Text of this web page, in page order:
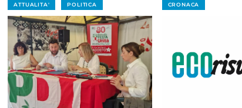
ATTUALITA' POLITICA CRONACA